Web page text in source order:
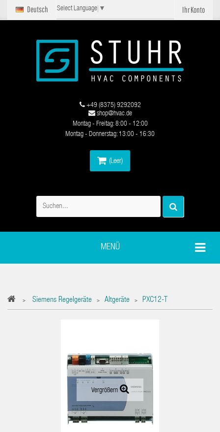
Ihr Konto
Deutsch Select Language ▼
(Leer)
+49 (8375) 9292092
shop@hvac.de
Montag - Freitag: 8:00 - 12:00
Montag - Donnerstag: 13:00 - 16:30
MENÜ
> Siemens Regelgeräte > Altgeräte > PXC12-T
Vergrößern